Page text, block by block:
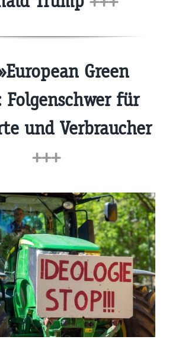
Green
Folgenschwer für
und Verbraucher
+++